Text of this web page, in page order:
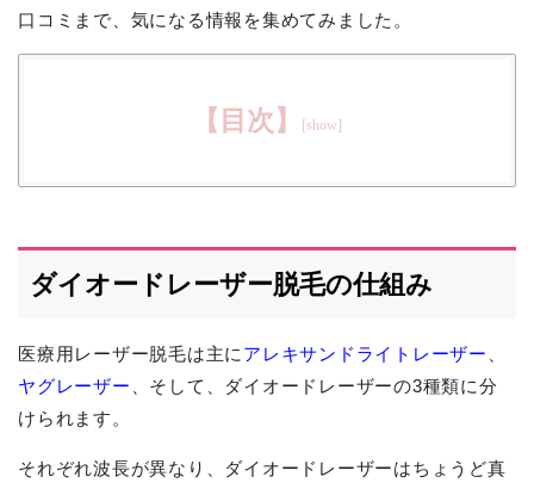
口コミまで、気になる情報を集めてみました。
【目次】
ダイオードレーザー脱毛の仕組み
医療用レーザー脱毛は主に アレキサンドライトレーザー
ヤグレーザー 、そして、ダイオードレーザーの3種類に分
けられます。
それぞれ波長が異なり、ダイオードレーザーはちょうど真